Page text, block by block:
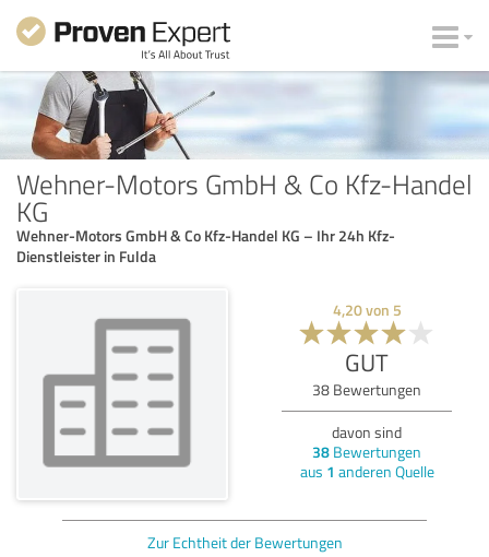
Wehner-Motors GmbH & Co Kfz-Handel
KG
Wehner-Motors GmbH & Co Kfz-Handel KG – Ihr 24h Kfz-
Dienstleister in Fulda
4,20von 5
GUT
38 Bewertungen
davon sind
38 Bewertungen
aus 1 anderen Quelle
Zur Echtheit der Bewertungen